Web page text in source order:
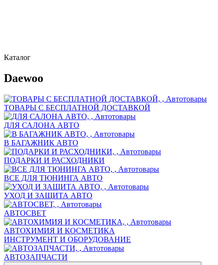
Каталог
Daewoo
ТОВАРЫ С БЕСПЛАТНОЙ ДОСТАВКОЙ
ДЛЯ САЛОНА АВТО
В БАГАЖНИК АВТО
ПОДАРКИ И РАСХОДНИКИ
ВСЕ ДЛЯ ТЮНИНГА АВТО
УХОД И ЗАЩИТА АВТО
АВТОСВЕТ
АВТОХИМИЯ И КОСМЕТИКА
ИНСТРУМЕНТ И ОБОРУДОВАНИЕ
АВТОЗАПЧАСТИ